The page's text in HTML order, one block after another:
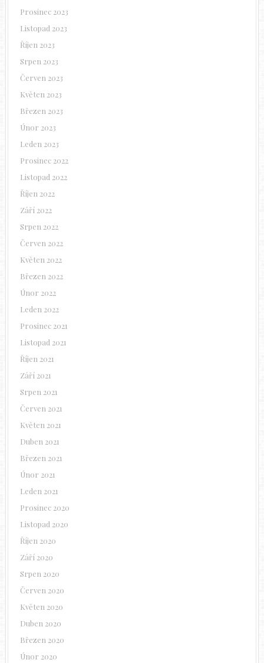
Prosinec 2023
Listopad 2023
Říjen 2023
Srpen 2023
Červen 2023
Květen 2023
Březen 2023
Únor 2023
Leden 2023
Prosinec 2022
Listopad 2022
Říjen 2022
Září 2022
Srpen 2022
Červen 2022
Květen 2022
Březen 2022
Únor 2022
Leden 2022
Prosinec 2021
Listopad 2021
Říjen 2021
Září 2021
Srpen 2021
Červen 2021
Květen 2021
Duben 2021
Březen 2021
Únor 2021
Leden 2021
Prosinec 2020
Listopad 2020
Říjen 2020
Září 2020
Srpen 2020
Červen 2020
Květen 2020
Duben 2020
Březen 2020
Únor 2020